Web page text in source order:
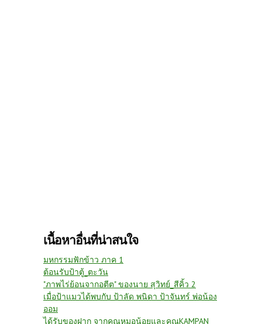
เนื้อหาอื่นที่น่าสนใจ
มหกรรมฟักข้าว ภาค 1
ต้อนรับป้าตู้_ตะวัน
"ภาพไร่ย้อนจากอตีต" ของนาย สุวิทย์_สีคิ้ว 2
เมื่อป้าแมวได้พบกับ ป้าลัด พนิดา ป้าจันทร์ พ่อน้อง
ออม
ได้รับของฝาก จากคุณหมอน้อยและคุณKAMPAN